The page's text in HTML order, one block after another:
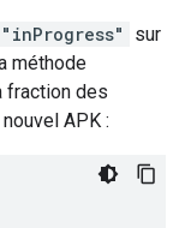
"inProgress"
sur
méthode
fraction des
APK :